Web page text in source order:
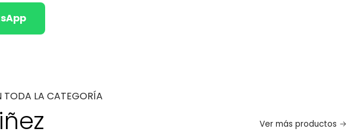
TODA LA CATEGORÍA
Ver más productos